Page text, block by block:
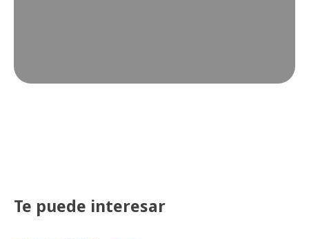
Te puede interesar